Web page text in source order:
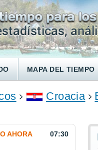
MAPA DEL TIEMPO
Croacia
AHORA 07:30